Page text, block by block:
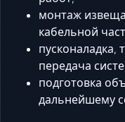
монтаж
кабельной
пусконаладка,
передача
подготовка
дальнейшему